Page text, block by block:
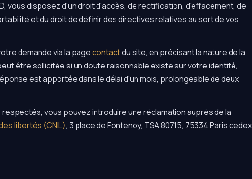
vous disposez d'un droit d'accès, de rectification, d'effacement, de
et du droit de définir des directives relatives au sort de vos
demande via la pagecontactdu site, en précisant la nature de la
être sollicitée si un doute raisonnable existe sur votre identité,
est apportée dans le délai d'un mois, prolongeable de deux
vous pouvez introduire une réclamation auprès de la
libertés (CNIL), 3 place de Fontenoy, TSA 80715, 75334 Paris cedex